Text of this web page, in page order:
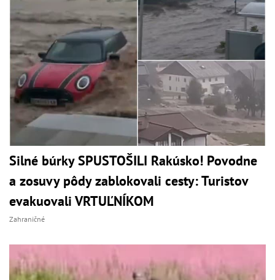
Silné búrky SPUSTOŠILI Rakúsko! Povodne
a zosuvy pôdy zablokovali cesty: Turistov
evakuovali VRTUĽNÍKOM
Zahraničné